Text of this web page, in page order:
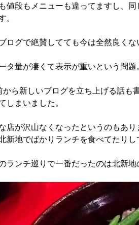
値段もメニューも違ってますし、
。
ログで絶賛してても今は全然良く
タ量が凄くて表示が重いという問題
から新しいブログを立ち上げる話も
しまいました。
店が沢山なくなったというのもあり
新地でばかりランチを食べてたり
ランチ巡りで一番だったのは北新